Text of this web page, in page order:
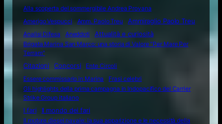
Alla scoperta del sommergibile Andrea Provana
Amerigo Vespucci
Amm. Paolo Treu
Ammiraglio Paolo Treu
Analisi Difesa
Aneddoti Attualità e curiosità
Brigata Marina San Marco: una storia di Valore "Per Mare Per
Terram"
Citazioni
Concorsi
Ente Circoli
Essere commissario in Marina
Frasi celebri
Gli highlights della prima campagna in Indopacifico del Carrier
Strike Group italiano
I fari
Il mondo dei fari
Il motore diesel navale: la sua apparizione e le necessità della